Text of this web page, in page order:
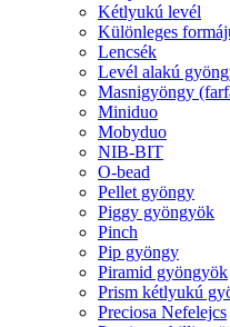
Kétlyukú levél
Különleges
Lencsék
Levél alakú
Masnigyöngy
Miniduo
Mobyduo
NIB-BIT
O-bead
Pellet gyöngy
Piggy gyöngyök
Pinch
Pip gyöngy
Piramid gyöngyök
Prism kétlyukú
Preciosa Nefelejcs